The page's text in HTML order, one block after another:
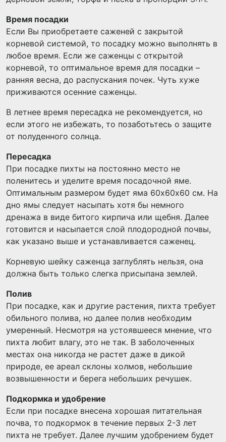
Время посадки
Если Вы приобретаете саженей с закрытой
корневой системой, то посадку можно выполнять в
любое время. Если же саженцы с открытой
корневой, то оптимальное время для посадки –
ранняя весна, до распускания почек. Чуть хуже
приживаются осенние саженцы.
В летнее время пересадка не рекомендуется, но
если этого не избежать, то позаботьтесь о защите
от полуденного солнца.
Пересадка
При посадке пихты на постоянно место не
поленитесь и уделите время посадочной яме.
Оптимальным размером будет яма 60х60х60 см. На
дно ямы следует насыпать хотя бы немного
дренажа в виде битого кирпича или щебня. Далее
готовится и насыпается слой плодородной почвы,
как указано выше и устанавливается саженец.
Корневую шейку саженца заглублять нельзя, она
должна быть только слегка присыпана землей.
Полив
При посадке, как и другие растения, пихта требует
обильного полива, но далее полив необходим
умеренный. Несмотря на устоявшееся мнение, что
пихта любит влагу, это не так. В заболоченных
местах она никогда не растет даже в дикой
природе, ее ареал склоны холмов, небольшие
возвышенности и берега небольших речушек.
Подкормка и удобрение
Если при посадке внесена хорошая питательная
почва, то подкормок в течение первых 2-3 лет
пихта не требует. Далее лучшим удобрением будет